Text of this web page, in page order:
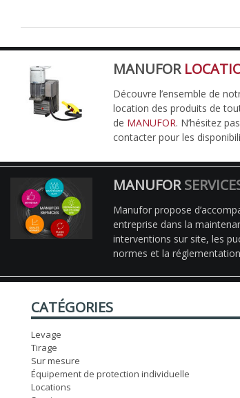
MANUFOR
Découvre l’ensemble de
location des produits de
de MANUFOR. N’hésitez
contacter pour les
MANUFOR
Manufor propose
entreprise dans la
interventions sur site, les
normes et la
CATÉGORIES
Levage
Tirage
Sur mesure
Équipement de protection individuelle
Locations